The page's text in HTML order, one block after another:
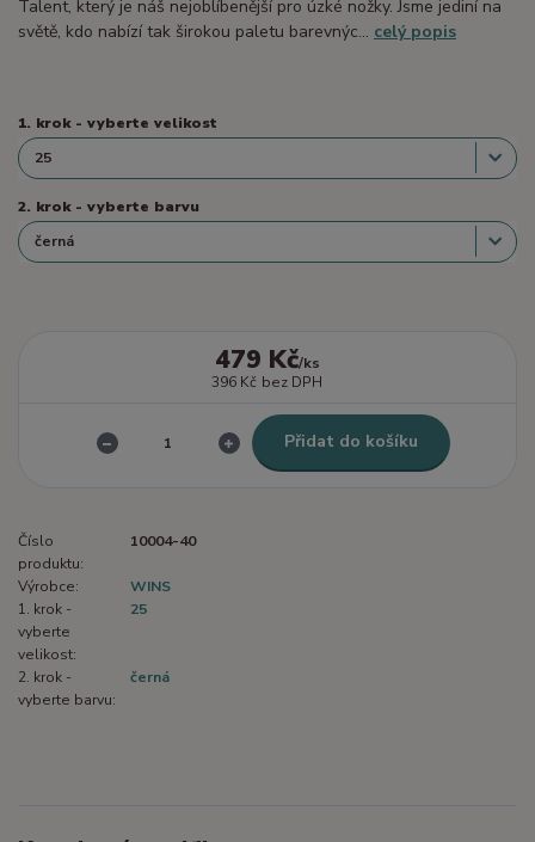
Talent, který je náš nejoblíbenější pro úzké nožky. Jsme jediní na
světě, kdo nabízí tak širokou paletu barevnýc... celý popis
1. krok - vyberte velikost
2. krok - vyberte barvu
479 Kč/ks
396 Kč bez DPH
Přidat do košíku
Číslo
produktu:
10004-40
Výrobce:
WINS
1. krok -
vyberte
velikost:
25
2. krok -
vyberte barvu:
černá